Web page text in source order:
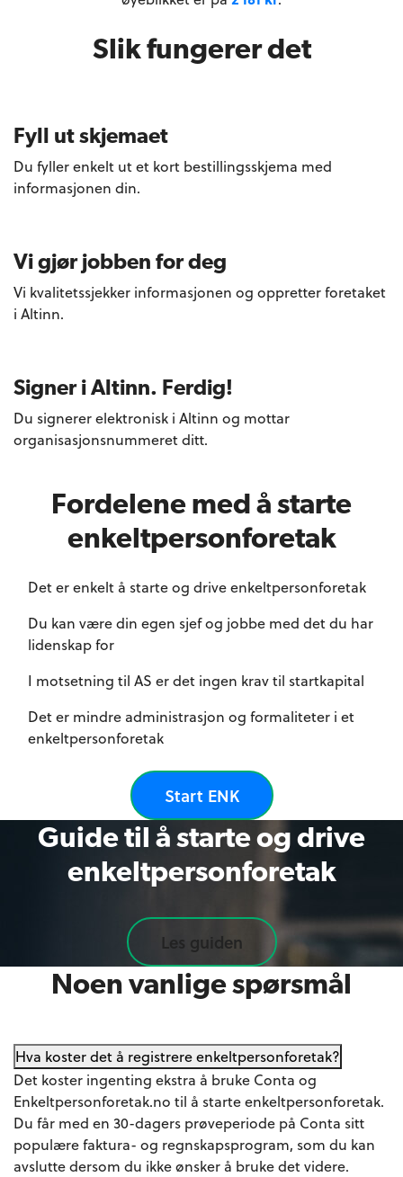
Slik fungerer det
Fyll ut skjemaet
Du fyller enkelt ut et kort bestillingsskjema med
informasjonen din.
Vi gjør jobben for deg
Vi kvalitetssjekker informasjonen og oppretter foretaket
i Altinn.
Signer i Altinn. Ferdig!
Du signerer elektronisk i Altinn og mottar
organisasjonsnummeret ditt.
Fordelene med å starte
enkeltpersonforetak
Det er enkelt å starte og drive enkeltpersonforetak
Du kan være din egen sjef og jobbe med det du har
lidenskap for
I motsetning til AS er det ingen krav til startkapital
Det er mindre administrasjon og formaliteter i et
enkeltpersonforetak
Start ENK
Guide til å starte og drive
enkeltpersonforetak
Les guiden
Noen vanlige spørsmål
Hva koster det å registrere enkeltpersonforetak?
Det koster ingenting ekstra å bruke Conta og
Enkeltpersonforetak.no til å starte enkeltpersonforetak.
Du får med en 30-dagers prøveperiode på Conta sitt
populære faktura- og regnskapsprogram, som du kan
avslutte dersom du ikke ønsker å bruke det videre.